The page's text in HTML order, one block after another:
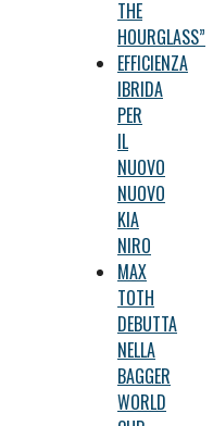
THE
HOURGLASS”
EFFICIENZA
IBRIDA
PER
IL
NUOVO
NUOVO
KIA
NIRO
MAX
TOTH
DEBUTTA
NELLA
BAGGER
WORLD